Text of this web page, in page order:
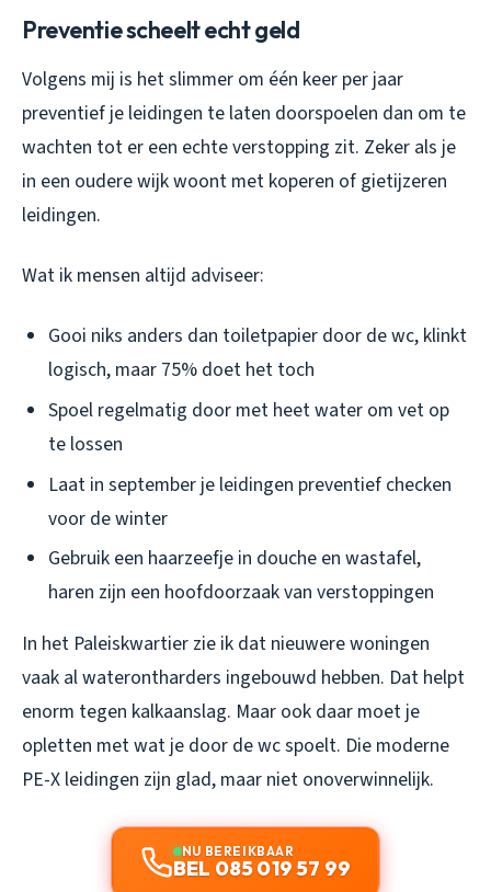
Preventie scheelt echt geld
Volgens mij is het slimmer om één keer per jaar
preventief je leidingen te laten doorspoelen dan om te
wachten tot er een echte verstopping zit. Zeker als je
in een oudere wijk woont met koperen of gietijzeren
leidingen.
Wat ik mensen altijd adviseer:
Gooi niks anders dan toiletpapier door de wc, klinkt
logisch, maar 75% doet het toch
Spoel regelmatig door met heet water om vet op
te lossen
Laat in september je leidingen preventief checken
voor de winter
Gebruik een haarzeefje in douche en wastafel,
haren zijn een hoofdoorzaak van verstoppingen
In het Paleiskwartier zie ik dat nieuwere woningen
vaak al waterontharders ingebouwd hebben. Dat helpt
enorm tegen kalkaanslag. Maar ook daar moet je
opletten met wat je door de wc spoelt. Die moderne
PE-X leidingen zijn glad, maar niet onoverwinnelijk.
NU BEREIKBAAR
BEL 085 019 57 99